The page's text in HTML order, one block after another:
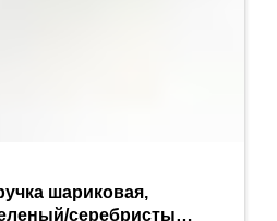
шариковая,
серебристый,